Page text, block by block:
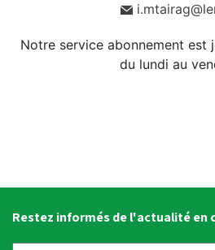
Notre service abonnement est
du lundi au
Restez informés de l'actualité en